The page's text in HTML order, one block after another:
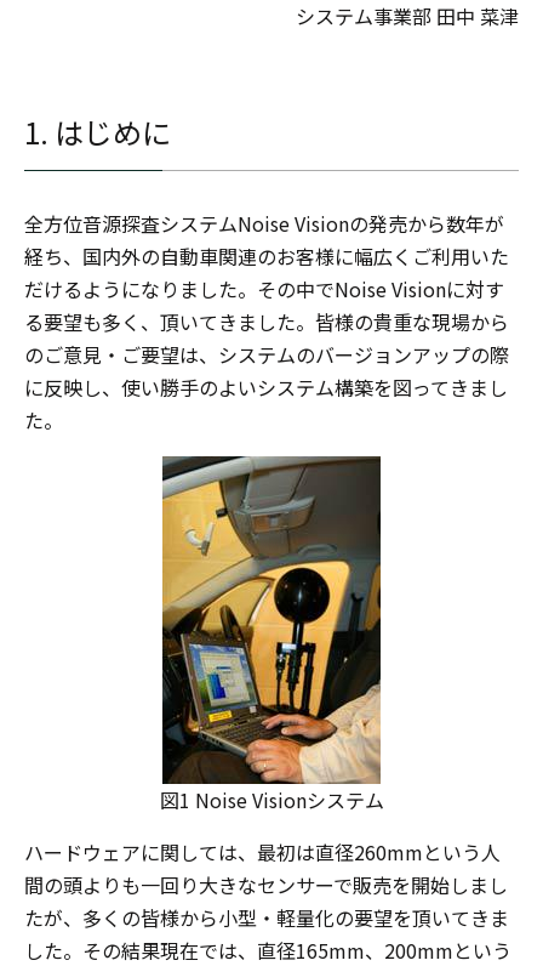
システム事業部 田中 菜津
1. はじめに
全方位音源探査システムNoise Visionの発売から数年が
経ち、国内外の自動車関連のお客様に幅広くご利用いた
だけるようになりました。その中でNoise Visionに対す
る要望も多く、頂いてきました。皆様の貴重な現場から
のご意見・ご要望は、システムのバージョンアップの際
に反映し、使い勝手のよいシステム構築を図ってきまし
た。
図1 Noise Visionシステム
ハードウェアに関しては、最初は直径260mmという人
間の頭よりも一回り大きなセンサーで販売を開始しまし
たが、多くの皆様から小型・軽量化の要望を頂いてきま
した。その結果現在では、直径165mm、200mmという